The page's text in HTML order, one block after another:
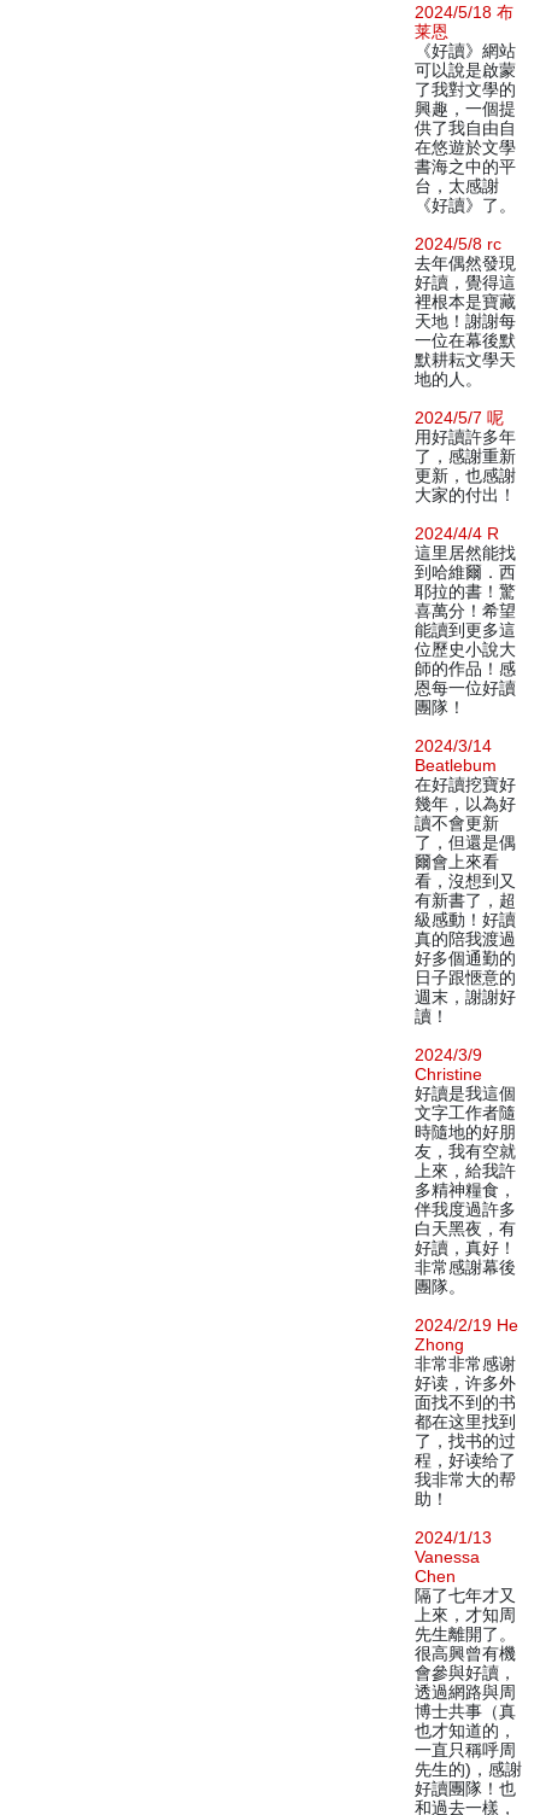
2024/5/18 布
莱恩
《好讀》網站
可以說是啟蒙
了我對文學的
興趣，一個提
供了我自由自
在悠遊於文學
書海之中的平
台，太感謝
《好讀》了。
2024/5/8 rc
去年偶然發現
好讀，覺得這
裡根本是寶藏
天地！謝謝每
一位在幕後默
默耕耘文學天
地的人。
2024/5/7 呢
用好讀許多年
了，感謝重新
更新，也感謝
大家的付出！
2024/4/4 R
這里居然能找
到哈維爾．西
耶拉的書！驚
喜萬分！希望
能讀到更多這
位歷史小說大
師的作品！感
恩每一位好讀
團隊！
2024/3/14
Beatlebum
在好讀挖寶好
幾年，以為好
讀不會更新
了，但還是偶
爾會上來看
看，沒想到又
有新書了，超
級感動！好讀
真的陪我渡過
好多個通勤的
日子跟愜意的
週末，謝謝好
讀！
2024/3/9
Christine
好讀是我這個
文字工作者隨
時隨地的好朋
友，我有空就
上來，給我許
多精神糧食，
伴我度過許多
白天黑夜，有
好讀，真好！
非常感謝幕後
團隊。
2024/2/19 He
Zhong
非常非常感谢
好读，许多外
面找不到的书
都在这里找到
了，找书的过
程，好读给了
我非常大的帮
助！
2024/1/13
Vanessa
Chen
隔了七年才又
上來，才知周
先生離開了。
很高興曾有機
會參與好讀，
透過網路與周
博士共事（真
也才知道的，
一直只稱呼周
先生的)，感謝
好讀團隊！也
和過去一樣，